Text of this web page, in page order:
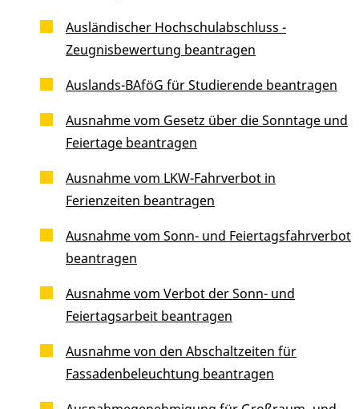
Ausländischer Hochschulabschluss -
Zeugnisbewertung beantragen
Auslands-BAföG für Studierende beantragen
Ausnahme vom Gesetz über die Sonntage und
Feiertage beantragen
Ausnahme vom LKW-Fahrverbot in
Ferienzeiten beantragen
Ausnahme vom Sonn- und Feiertagsfahrverbot
beantragen
Ausnahme vom Verbot der Sonn- und
Feiertagsarbeit beantragen
Ausnahme von den Abschaltzeiten für
Fassadenbeleuchtung beantragen